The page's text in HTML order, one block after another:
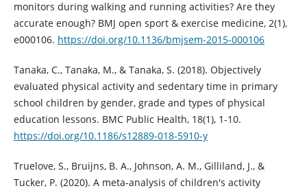
monitors during walking and running activities? Are they
accurate enough? BMJ open sport & exercise medicine, 2(1),
e000106. https://doi.org/10.1136/bmjsem-2015-000106
Tanaka, C., Tanaka, M., & Tanaka, S. (2018). Objectively
evaluated physical activity and sedentary time in primary
school children by gender, grade and types of physical
education lessons. BMC Public Health, 18(1), 1-10.
https://doi.org/10.1186/s12889-018-5910-y
Truelove, S., Bruijns, B. A., Johnson, A. M., Gilliland, J., &
Tucker, P. (2020). A meta-analysis of children's activity